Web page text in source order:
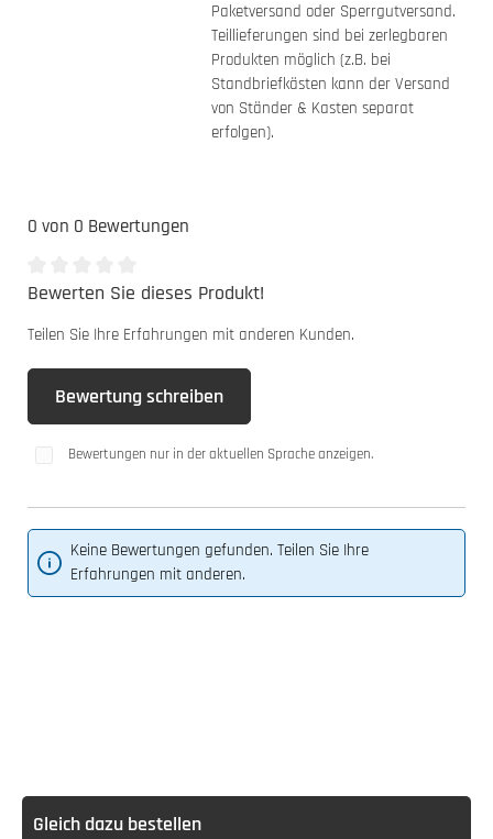
Paketversand oder Sperrgutversand.
Teillieferungen sind bei zerlegbaren
Produkten möglich (z.B. bei
Standbriefkästen kann der Versand
von Ständer & Kasten separat
erfolgen).
0 von 0 Bewertungen
Durchschnittliche Bewertung von 0 von 5 Sternen
Bewerten Sie dieses Produkt!
Teilen Sie Ihre Erfahrungen mit anderen Kunden.
Bewertung schreiben
Bewertungen nur in der aktuellen Sprache anzeigen.
Keine Bewertungen gefunden. Teilen Sie Ihre
Erfahrungen mit anderen.
Gleich dazu bestellen